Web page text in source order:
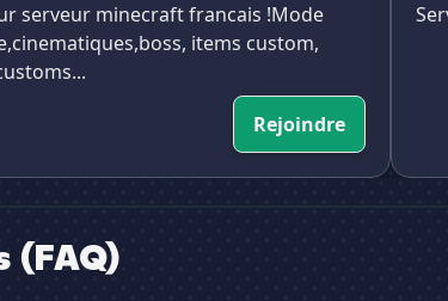
serveur minecraft francais !Mode
items custom,
Rejoindre
(FAQ)